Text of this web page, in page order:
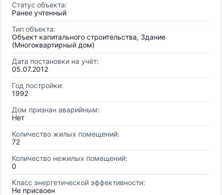
Статус объекта:
Ранее учтенный
Тип объекта:
Объект капитального строительства, Здание
(Многоквартирный дом)
Дата постановки на учёт:
05.07.2012
Год постройки:
1992
Дом признан аварийным:
Нет
Количество жилых помещений:
72
Количество нежилых помещений:
0
Класс энергетической эффективности:
Не присвоен